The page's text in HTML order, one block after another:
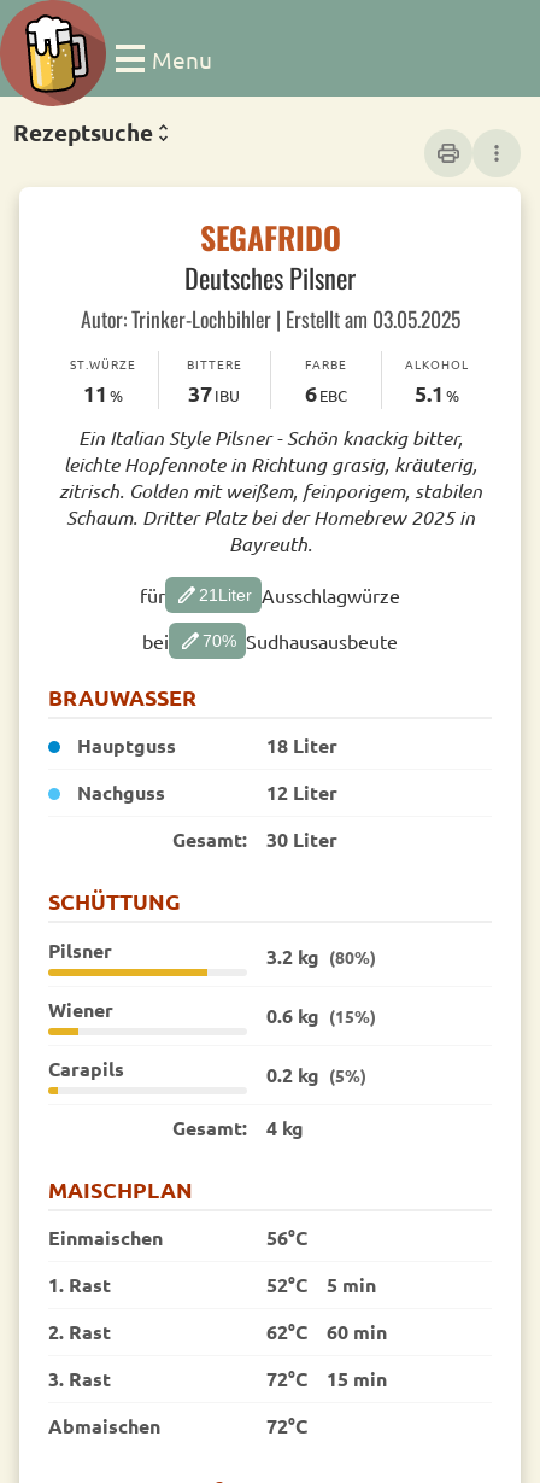
Menu
Rezeptsuche
print more_vert
SEGAFRIDO
Deutsches Pilsner
Autor: Trinker-Lochbihler | Erstellt am 03.05.2025
ST.WÜRZE
11 %
BITTERE
37IBU
FARBE
6EBC
ALKOHOL
5.1 %
Ein Italian Style Pilsner - Schön knackig bitter,
leichte Hopfennote in Richtung grasig, kräuterig,
zitrisch. Golden mit weißem, feinporigem, stabilen
Schaum. Dritter Platz bei der Homebrew 2025 in
Bayreuth.
für edit 21 Liter Ausschlagwürze
bei edit70% Sudhausausbeute
BRAUWASSER
Hauptguss
18 Liter
Nachguss
12 Liter
Gesamt:
30 Liter
SCHÜTTUNG
Pilsner 3.2 kg (80%)
Wiener 0.6 kg (15%)
Carapils 0.2 kg (5%)
Gesamt: 4 kg
MAISCHPLAN
Einmaischen
56°C
1. Rast
52°C
5 min
2. Rast
62°C
60 min
3. Rast
72°C
15 min
Abmaischen
72°C